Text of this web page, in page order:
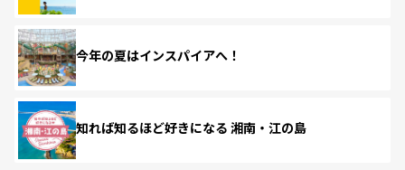
今年の夏はインスパイアへ！
知れば知るほど好きになる 湘南・江の島